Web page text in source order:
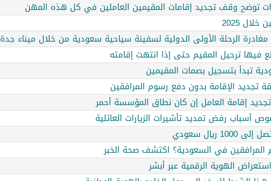
توضح وقف تجديد إقامات المقيمين العاملين في كل هذه المهن
2025
الرحلة الأولى الدولية لسفينة سياحية سعودية من خلال ميناء جدة
فيها ترحيل المقيم حتى إذا انتهت إقامته
تبدأ بتسجيل بصمات المقيمين
تجديد الإقامة بدون دفع رسوم المرافقين
إقامة العامل إن كان نطاق المؤسسة أحمر
أسباب رفض تمديد تأشيرات الزيارات العائلية
سعودي
في السعودية؟ اكتشف صحة الخبر
الهوية الرقمية عبر أبشر